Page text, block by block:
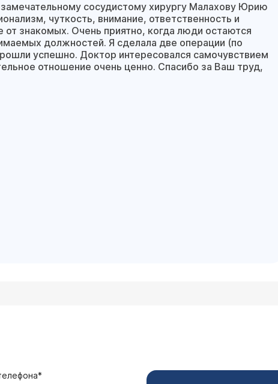
сосудистому хирургу Малахову Юрию
чуткость, внимание, ответственность и
знакомых. Очень приятно, когда люди остаются
должностей. Я сделала две операции (по
успешно. Доктор интересовался самочувствием
отношение очень ценно. Спасибо за Ваш труд,